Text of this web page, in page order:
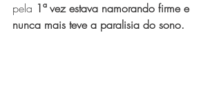
pela 1ª vez estava namorando firme e
nunca mais teve a paralisia do sono.